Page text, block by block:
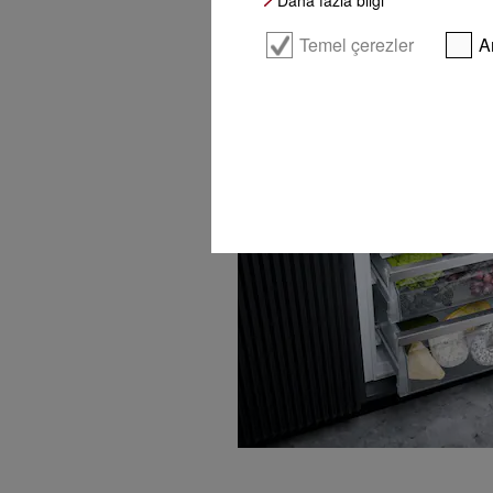
PerfectFresh Pro
Temel çerezler